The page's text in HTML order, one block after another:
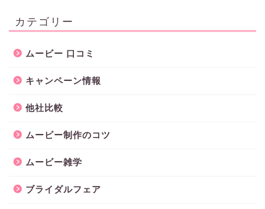
カテゴリー
ムービー 口コミ
キャンペーン情報
他社比較
ムービー制作のコツ
ムービー雑学
ブライダルフェア